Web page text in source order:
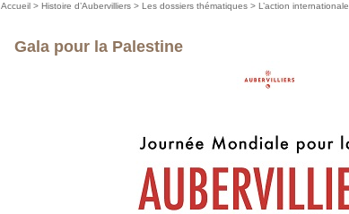
Accueil >Histoire d’Aubervilliers>Les dossiers thématiques >L’action internationale
Gala pour la Palestine